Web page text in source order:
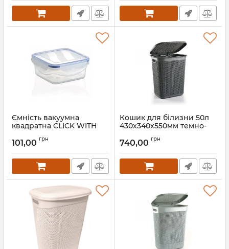
Ємність вакуумна
квадратна CLICK WITH
81001
Артикул: 81001
101,00 грн
Кошик для білизни 50л
430х340х550мм темно-
Артикул: 40525192
740,00 грн